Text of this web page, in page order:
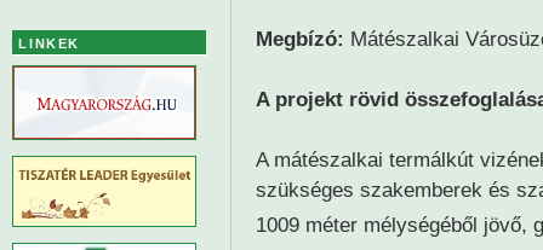
Megbízó: Mátészalkai
A projekt rövid
A mátészalkai termálkút
szükséges szakemberek és
1009 méter mélységéből jövő,
LINKEK